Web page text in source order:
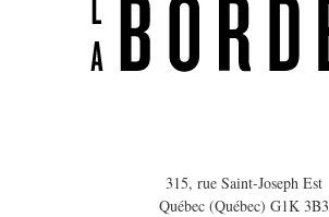
315, rue Saint-Joseph Est
Québec (Québec) G1K 3B3